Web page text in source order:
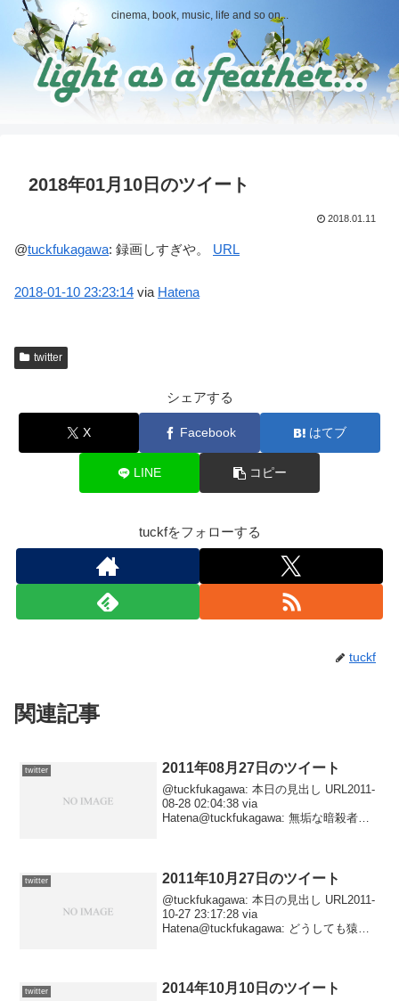
cinema, book, music, life and so on...
2018年01月10日のツイート
2018.01.11
@tuckfukagawa: 録画しすぎや。 URL
2018-01-10 23:23:14 via Hatena
twitter
シェアする
X Facebook はてブ
LINE コピー
tuckfをフォローする
tuckf
関連記事
twitter 2011年08月27日のツイート
@tuckfukagawa: 本日の見出し URL2011-
08-28 02:04:38 via
Hatena@tuckfukagawa: 無垢な暗殺者→
twitter 2011年10月27日のツイート
@tuckfukagawa: 本日の見出し URL2011-
10-27 23:17:28 via
Hatena@tuckfukagawa: どうしても猿。
twitter 2014年10月10日のツイート